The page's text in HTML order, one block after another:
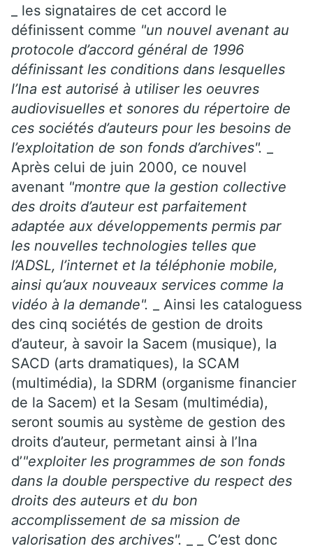
_ les signataires de cet accord le
définissent comme "un nouvel avenant au
protocole d’accord général de 1996
définissant les conditions dans lesquelles
l’Ina est autorisé à utiliser les oeuvres
audiovisuelles et sonores du répertoire de
ces sociétés d’auteurs pour les besoins de
l’exploitation de son fonds d’archives".
Après celui de juin 2000, ce nouvel
avenant "montre que la gestion collective
des droits d’auteur est parfaitement
adaptée aux développements permis par
les nouvelles technologies telles que
l’ADSL, l’internet et la téléphonie mobile,
ainsi qu’aux nouveaux services comme la
vidéo à la demande". _ Ainsi les cataloguess
des cinq sociétés de gestion de droits
d’auteur, à savoir la Sacem (musique), la
SACD (arts dramatiques), la SCAM
(multimédia), la SDRM (organisme financier
de la Sacem) et la Sesam (multimédia),
seront soumis au système de gestion des
droits d’auteur, permetant ainsi à l’Ina
d’"exploiter les programmes de son fonds
dans la double perspective du respect des
droits des auteurs et du bon
accomplissement de sa mission de
valorisation des archives". _ _ C’est donc